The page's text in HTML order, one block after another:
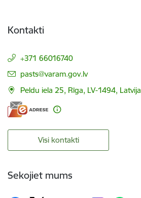
Kontakti
+371 66016740
E-pasts:
pasts@varam.gov.lv
Peldu iela 25, Rīga, LV-1494, Latvija
Visi kontakti
Sekojiet mums